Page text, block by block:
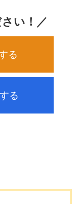
い！／
る
る